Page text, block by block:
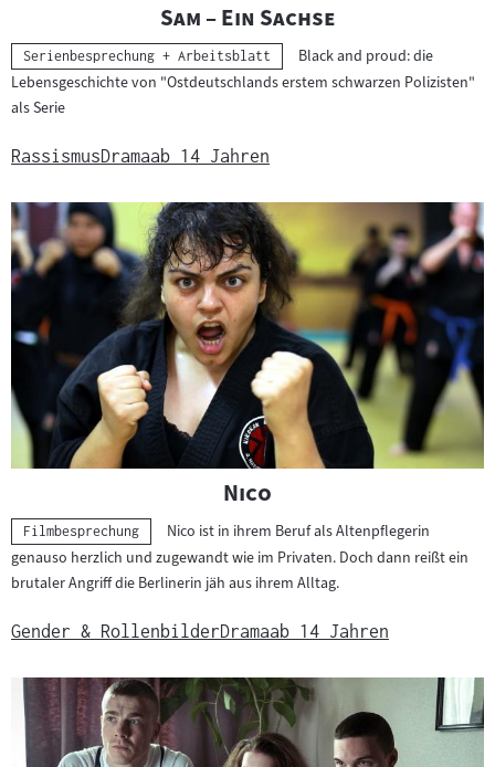
"
Sam – Ein Sachse"
Kategorie:
Serienbesprechung + Arbeitsblatt
Black and proud: die
Lebensgeschichte von "Ostdeutschlands erstem schwarzen Polizisten"
als Serie
RassismusDramaab 14 Jahren
"
Nico
Kategorie:
Filmbesprechung
Nico ist in ihrem Beruf als Altenpflegerin
genauso herzlich und zugewandt wie im Privaten. Doch dann reißt ein
brutaler Angriff die Berlinerin jäh aus ihrem Alltag.
Gender & RollenbilderDramaab 14 Jahren